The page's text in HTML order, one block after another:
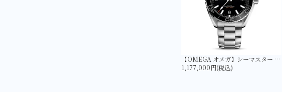
【OMEGA オメガ】シーマスター PLANET OCEAN 600M コーアクシャル マスター クロノメーター 43.5MM 215.30.44.21.01.001
1,177,000円(税込)